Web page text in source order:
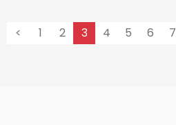
< 1 2 3 4 5 6 7